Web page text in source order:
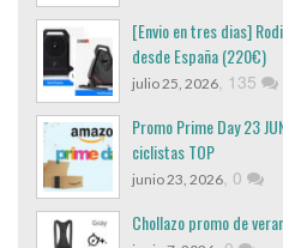
[Envio en tres dias]
desde España (220€)
julio 25, 2026, 135
Promo Prime Day 23
ciclistas TOP
junio 23, 2026, 0
Chollazo promo de